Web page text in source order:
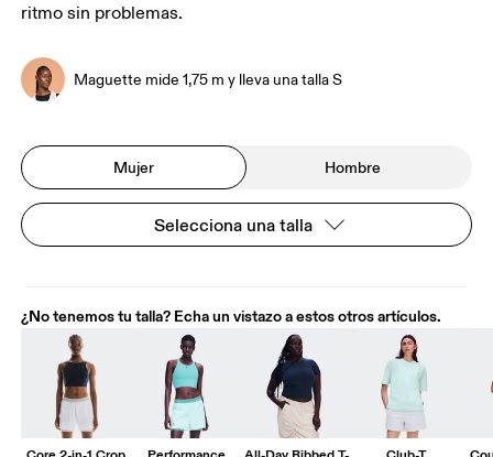
ritmo sin problemas.
Maguette mide 1,75 m y lleva una talla S
Mujer Hombre
Selecciona una talla
¿No tenemos tu talla? Echa un vistazo a estos otros artículos.